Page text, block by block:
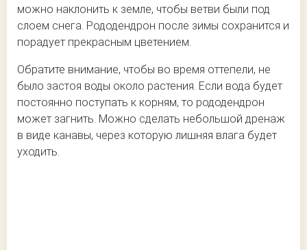
можно наклонить к земле, чтобы ветви были под
слоем снега. Рододендрон после зимы сохранится и
порадует прекрасным цветением.
Обратите внимание, чтобы во время оттепели, не
было застоя воды около растения. Если вода будет
постоянно поступать к корням, то рододендрон
может загнить. Можно сделать небольшой дренаж
в виде канавы, через которую лишняя влага будет
уходить.